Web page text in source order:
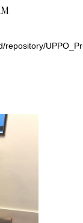
repository/